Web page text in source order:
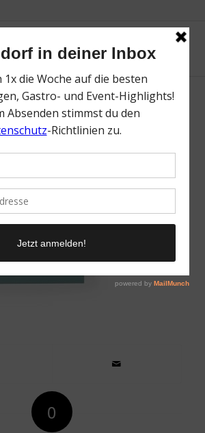
TasteTwelve
11. Dezember 2016 /
0